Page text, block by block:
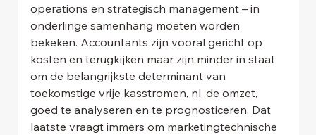
operations en strategisch management – in
onderlinge samenhang moeten worden
bekeken. Accountants zijn vooral gericht op
kosten en terugkijken maar zijn minder in staat
om de belangrijkste determinant van
toekomstige vrije kasstromen, nl. de omzet,
goed te analyseren en te prognosticeren. Dat
laatste vraagt immers om marketingtechnische